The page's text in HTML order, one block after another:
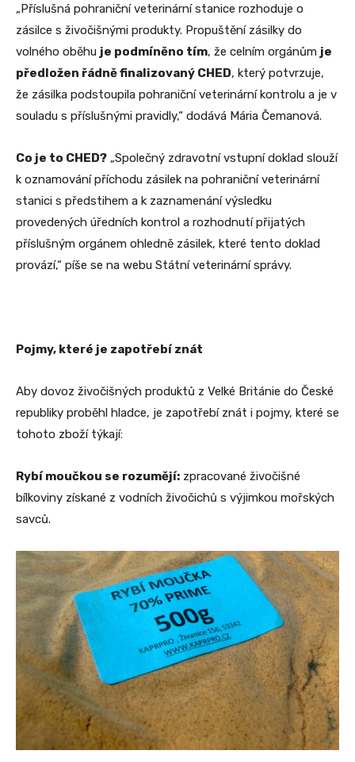
„Příslušná pohraniční veterinární stanice rozhoduje o
zásilce s živočišnými produkty. Propuštění zásilky do
volného oběhu je podmíněno tím, že celním orgánům je
předložen řádně finalizovaný CHED, který potvrzuje,
že zásilka podstoupila pohraniční veterinární kontrolu a je v
souladu s příslušnými pravidly,“ dodává Mária Čemanová.
Co je to CHED? „Společný zdravotní vstupní doklad slouží
k oznamování příchodu zásilek na pohraniční veterinární
stanici s předstihem a k zaznamenání výsledku
provedených úředních kontrol a rozhodnutí přijatých
příslušným orgánem ohledně zásilek, které tento doklad
provází,“ píše se na webu Státní veterinární správy.
Pojmy, které je zapotřebí znát
Aby dovoz živočišných produktů z Velké Británie do České
republiky proběhl hladce, je zapotřebí znát i pojmy, které se
tohoto zboží týkají:
Rybí moučkou se rozumějí: zpracované živočišné
bílkoviny získané z vodních živočichů s výjimkou mořských
savců.